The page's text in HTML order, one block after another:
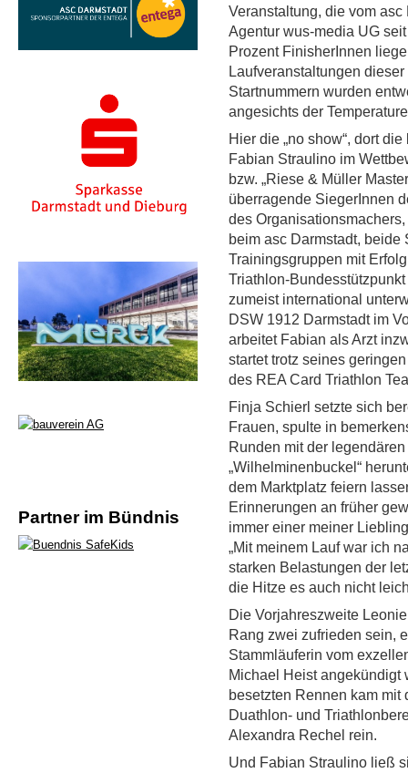
Partner im Bündnis
Veranstaltung, die vom
Agentur wus-media UG
Prozent FinisherInnen
Laufveranstaltungen
Startnummern wurden
angesichts der
Hier die „no show“, dort
Fabian Straulino im
bzw. „Riese & Müller
überragende SiegerInnen
des
beim asc Darmstadt,
Trainingsgruppen mit
Triathlon-
zumeist international
DSW 1912 Darmstadt im
arbeitet Fabian als Arzt
startet trotz seines
des REA Card Triathlon
Finja Schierl setzte sich
Frauen, spulte in
Runden mit der
„Wilhelminenbuckel“
dem Marktplatz feiern
Erinnerungen an früher
immer einer meiner
„Mit meinem Lauf war ich
starken Belastungen der
die Hitze es auch nicht
Die Vorjahreszweite
Rang zwei zufrieden sein,
Stammläuferin vom
Michael Heist angekündigt
besetzten Rennen kam
Duathlon- und
Alexandra Rechel rein.
Und Fabian Straulino ließ